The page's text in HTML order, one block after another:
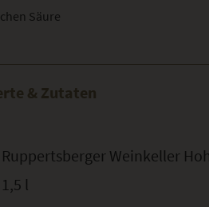
Säure
& Zutaten
Ruppertsberger Weinkeller
1,5 l